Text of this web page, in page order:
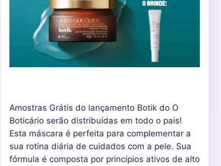
Amostras Grátis do lançamento Botik do O
Boticário serão distribuídas em todo o pais!
Esta máscara é perfeita para complementar a
sua rotina diária de cuidados com a pele. Sua
fórmula é composta por princípios ativos de alto